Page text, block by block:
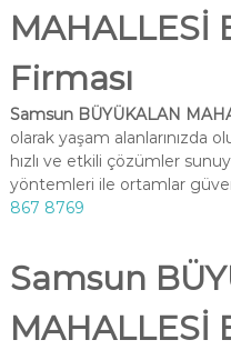
MAHALLESİ
Firması
Samsun BÜYÜKALAN
olarak yaşam alanlarınızda
hızlı ve etkili çözümler
yöntemleri ile ortamlar
867 8769
Samsun
MAHALLESİ